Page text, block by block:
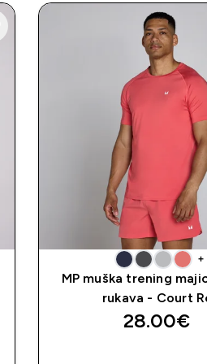
+
MP muška trening
rukava - Court
28.00€‎